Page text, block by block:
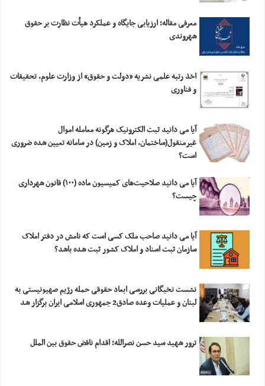
معرفی مقاله؛ ارزیابی‎ ‎جایگاه و عملکرد هیأت نظارت بر حقوق
شهروندی
اخذ رتبه علمی نشریه «دولت و حقوق» از وزارت علوم، تحقیقات
و فناوری
آیا می دانید ثبت الکترونیک هرگونه معامله اموال
غیرمنقول(ساختمان، املاک و زمین) در سامانه تعیین شده ضروری
است؟
آیا می دانید صلاحیت‌های کمیسیون ماده (۱۰۰) قانون شهرداری
چیست؟
آیا می دانید صاحب ملک کسی است که نامش در دفتر املاک
سازمان ثبت اسناد و املاک کشور ثبت شده باشد؟
نشست نخبگانی بررسی ابعاد حقوقی حمله رژیم صهیونیستی به
لبنان و عملیات وعده صادق2 جمهوری اسلامی ایران برگزار شد
ترور شهید سید حسن نصرالله؛ اقدام ناقض حقوق بین الملل